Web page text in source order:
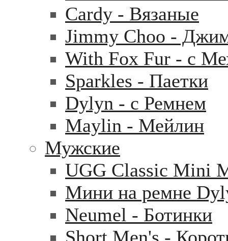
Cardy - Вязаные
Jimmy Choo -
With Fox Fur - с
Sparkles - Паетки
Dylyn - с Ремнем
Maylin - Мейлин
Мужские
UGG Classic Mini
Мини на ремне
Neumel - Ботинки